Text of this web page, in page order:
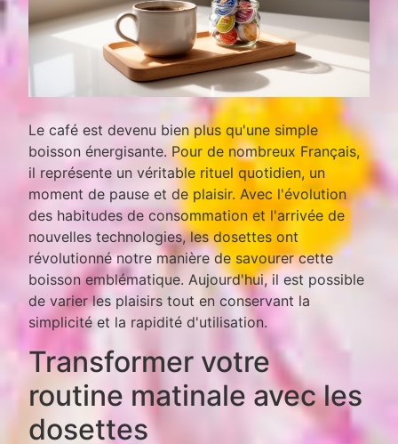
Le café est devenu bien plus qu'une simple
boisson énergisante. Pour de nombreux Français,
il représente un véritable rituel quotidien, un
moment de pause et de plaisir. Avec l'évolution
des habitudes de consommation et l'arrivée de
nouvelles technologies, les dosettes ont
révolutionné notre manière de savourer cette
boisson emblématique. Aujourd'hui, il est possible
de varier les plaisirs tout en conservant la
simplicité et la rapidité d'utilisation.
Transformer votre
routine matinale avec les
dosettes